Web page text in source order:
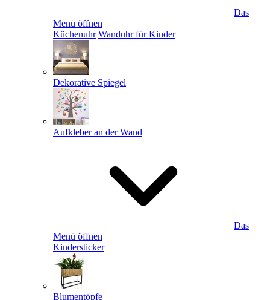
Das
Menü öffnen
Küchenuhr Wanduhr für Kinder
Dekorative Spiegel
Aufkleber an der Wand
Das
Menü öffnen
Kindersticker
Blumentöpfe